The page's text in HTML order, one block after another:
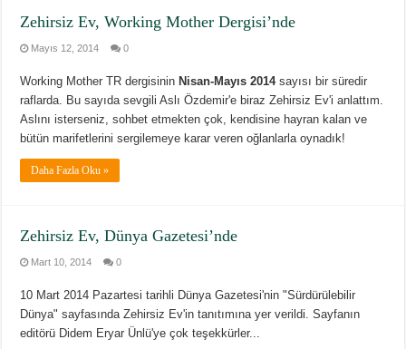
Zehirsiz Ev, Working Mother Dergisi’nde
Mayıs 12, 2014 0
Working Mother TR dergisininNisan-Mayıs 2014sayısı bir süredir
raflarda. Bu sayıda sevgili Aslı Özdemir'e biraz Zehirsiz Ev'i anlattım.
Aslını isterseniz, sohbet etmekten çok, kendisine hayran kalan ve
bütün marifetlerini sergilemeye karar veren oğlanlarla oynadık!
Daha Fazla Oku »
Zehirsiz Ev, Dünya Gazetesi’nde
Mart 10, 2014 0
10 Mart 2014 Pazartesi tarihli Dünya Gazetesi'nin "Sürdürülebilir
Dünya" sayfasında Zehirsiz Ev'in tanıtımına yer verildi. Sayfanın
editörü Didem Eryar Ünlü'ye çok teşekkürler...